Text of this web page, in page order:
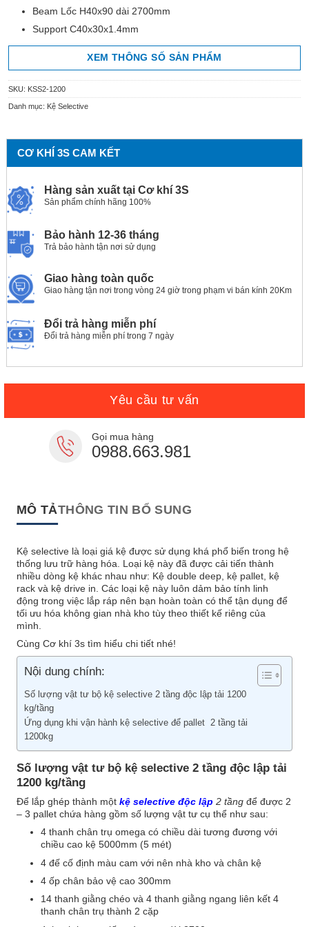
Beam Lốc H40x90 dài 2700mm
Support C40x30x1.4mm
XEM THÔNG SỐ SẢN PHẨM
SKU: KSS2-1200
Danh mục: Kệ Selective
CƠ KHÍ 3S CAM KẾT
Hàng sản xuất tại Cơ khí 3S
Sản phẩm chính hãng 100%
Bảo hành 12-36 tháng
Trả bảo hành tận nơi sử dụng
Giao hàng toàn quốc
Giao hàng tận nơi trong vòng 24 giờ trong phạm vi bán kính 20Km
Đổi trả hàng miễn phí
Đổi trả hàng miễn phí trong 7 ngày
Yêu cầu tư vấn
Gọi mua hàng
0988.663.981
MÔ TẢTHÔNG TIN BỔ SUNG
Kệ selective là loại giá kệ được sử dụng khá phổ biến trong hệ
thống lưu trữ hàng hóa. Loại kệ này đã được cải tiến thành
nhiều dòng kệ khác nhau như: Kệ double deep, kệ pallet, kệ
rack và kệ drive in. Các loại kệ này luôn dảm bảo tính linh
động trong việc lắp ráp nên bạn hoàn toàn có thể tận dụng để
tối ưu hóa không gian nhà kho tùy theo thiết kế riêng của
mình.
Cùng Cơ khí 3s tìm hiểu chi tiết nhé!
Nội dung chính:
Số lượng vật tư bộ kệ selective 2 tầng độc lập tải 1200
kg/tầng
Ứng dụng khi vận hành kệ selective để pallet 2 tầng tải
1200kg
Số lượng vật tư bộ kệ selective 2 tầng độc lập tải
1200 kg/tầng
Để lắp ghép thành một kệ selective độc lập 2 tầng để được 2
– 3 pallet chứa hàng gồm số lượng vật tư cụ thể như sau:
4 thanh chân trụ omega có chiều dài tương đương với
chiều cao kệ 5000mm (5 mét)
4 đế cố định màu cam với nên nhà kho và chân kệ
4 ốp chân bảo vệ cao 300mm
14 thanh giằng chéo và 4 thanh giằng ngang liên kết 4
thanh chân trụ thành 2 cặp